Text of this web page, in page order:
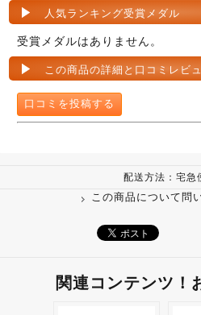
人気ランキング受賞メダル
受賞メダルはありません。
この商品の詳細と口コミレビ
口コミを投稿する
配送方法：宅急
この商品について問
関連コンテンツ！